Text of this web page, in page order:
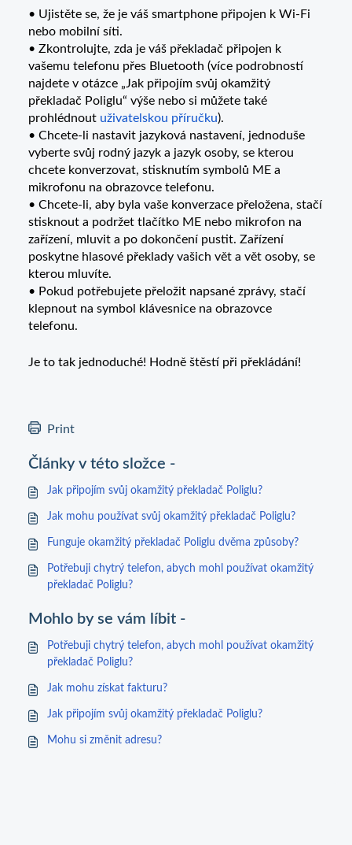
• Ujistěte se, že je váš smartphone připojen k Wi-Fi
nebo mobilní síti.
• Zkontrolujte, zda je váš překladač připojen k
vašemu telefonu přes Bluetooth (více podrobností
najdete v otázce „Jak připojím svůj okamžitý
překladač Poliglu“ výše nebo si můžete také
prohlédnout uživatelskou příručku).
• Chcete-li nastavit jazyková nastavení, jednoduše
vyberte svůj rodný jazyk a jazyk osoby, se kterou
chcete konverzovat, stisknutím symbolů ME a
mikrofonu na obrazovce telefonu.
• Chcete-li, aby byla vaše konverzace přeložena, stačí
stisknout a podržet tlačítko ME nebo mikrofon na
zařízení, mluvit a po dokončení pustit. Zařízení
poskytne hlasové překlady vašich vět a vět osoby, se
kterou mluvíte.
• Pokud potřebujete přeložit napsané zprávy, stačí
klepnout na symbol klávesnice na obrazovce
telefonu.
Je to tak jednoduché! Hodně štěstí při překládání!
Print
Články v této složce -
Jak připojím svůj okamžitý překladač Poliglu?
Jak mohu používat svůj okamžitý překladač Poliglu?
Funguje okamžitý překladač Poliglu dvěma způsoby?
Potřebuji chytrý telefon, abych mohl používat okamžitý
překladač Poliglu?
Mohlo by se vám líbit -
Potřebuji chytrý telefon, abych mohl používat okamžitý
překladač Poliglu?
Jak mohu získat fakturu?
Jak připojím svůj okamžitý překladač Poliglu?
Mohu si změnit adresu?